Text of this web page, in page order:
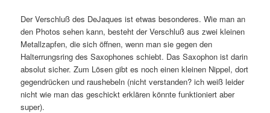
Der Verschluß des DeJaques ist etwas besonderes. Wie man an
den Photos sehen kann, besteht der Verschluß aus zwei kleinen
Metallzapfen, die sich öffnen, wenn man sie gegen den
Halterrungsring des Saxophones schiebt. Das Saxophon ist darin
absolut sicher. Zum Lösen gibt es noch einen kleinen Nippel, dort
gegendrücken und raushebeln (nicht verstanden? ich weiß leider
nicht wie man das geschickt erklären könnte funktioniert aber
super).